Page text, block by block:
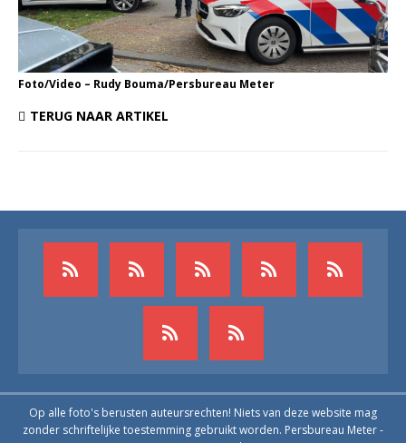
Foto/Video – Rudy Bouma/Persbureau Meter
TERUG NAAR ARTIKEL
Op alle foto's berusten auteursrechten! Niets van deze website mag
zonder schriftelijke toestemming gebruikt worden. Persbureau Meter -